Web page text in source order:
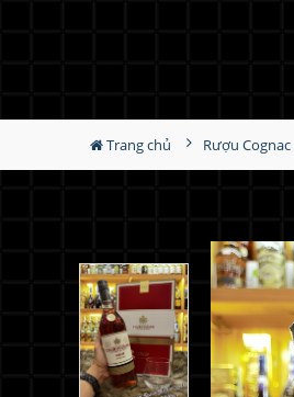
Trang chủ Rượu Cognac